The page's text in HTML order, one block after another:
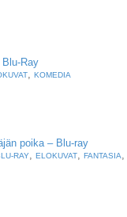
Ray
, KOMEDIA
poika – Blu-ray
RAY, ELOKUVAT, FANTASIA,